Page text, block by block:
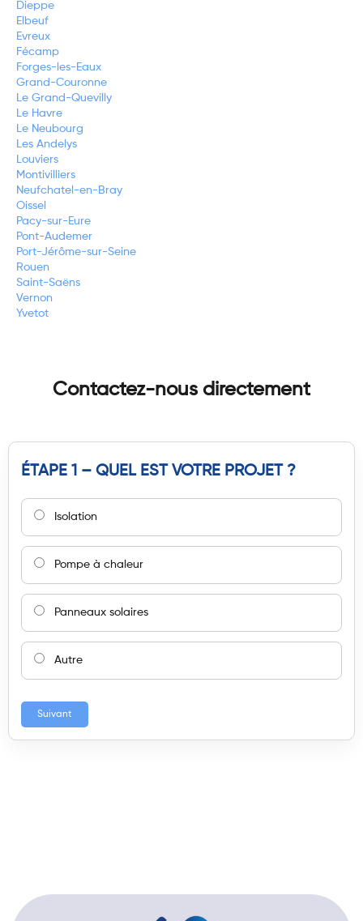
Dieppe
Elbeuf
Evreux
Fécamp
Forges-les-Eaux
Grand-Couronne
Le Grand-Quevilly
Le Havre
Le Neubourg
Les Andelys
Louviers
Montivilliers
Neufchatel-en-Bray
Oissel
Pacy-sur-Eure
Pont-Audemer
Port-Jérôme-sur-Seine
Rouen
Saint-Saëns
Vernon
Yvetot
Contactez-nous directement
ÉTAPE 1 – QUEL EST VOTRE PROJET ?
Isolation
Pompe à chaleur
Panneaux solaires
Autre
Suivant